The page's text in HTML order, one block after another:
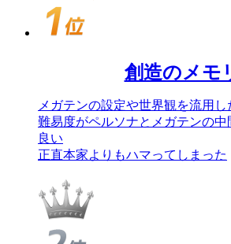
創造のメモ
メガテンの設定や世界観を流用し
難易度がペルソナとメガテンの
良い
正直本家よりもハマってしまった